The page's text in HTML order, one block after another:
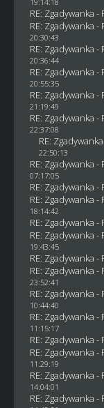
RE: Zgadywanka -
RE: Zgadywanka -
20:30:43
RE: Zgadywanka -
20:36:44
RE: Zgadywanka -
20:55:35
RE: Zgadywanka -
21:19:49
RE: Zgadywanka -
22:37:08
RE:
22:50:13
RE: Zgadywanka -
07:17:05
RE: Zgadywanka -
RE: Zgadywanka -
18:14:42
RE: Zgadywanka -
RE: Zgadywanka -
19:43:45
RE: Zgadywanka -
RE: Zgadywanka -
23:52:41
RE: Zgadywanka -
10:44:40
RE: Zgadywanka -
11:15:17
RE: Zgadywanka -
RE: Zgadywanka -
11:29:19
RE: Zgadywanka -
14:04:01
RE: Zgadywanka -